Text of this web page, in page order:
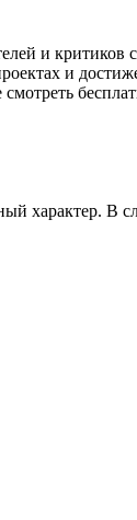
и
и
характер. В